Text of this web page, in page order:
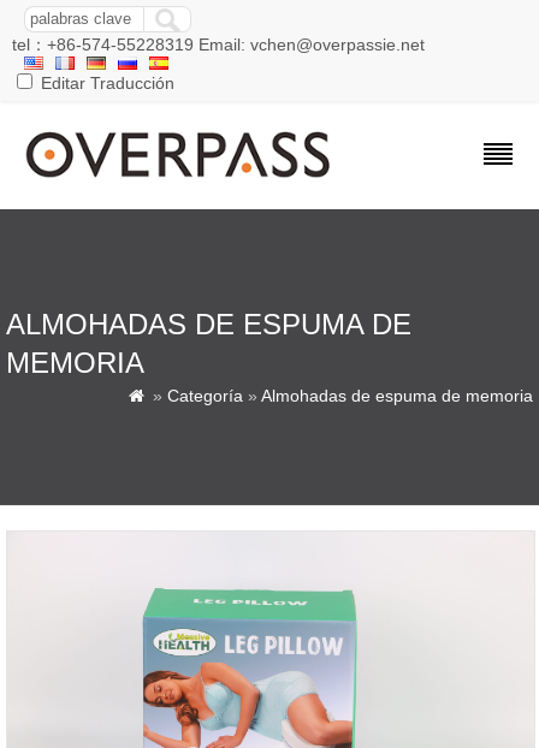
tel：+86-574-55228319 Email: vchen@overpassie.net
Editar Traducción
ALMOHADAS DE ESPUMA DE
MEMORIA
 » Categoría » Almohadas de espuma de memoria